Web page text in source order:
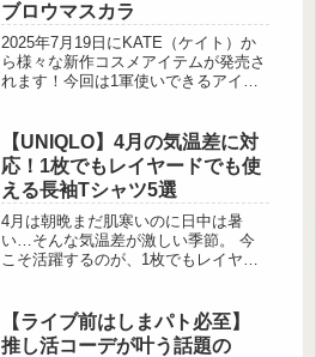
ブロウマスカラ
2025年7月19日にKATE（ケイト）か
ら様々な新作コスメアイテムが発売さ
れます！今回は1軍使いできるアイシ
けアイに「ケイト メロウブラウンア
イズ」 出典:beautyまとめ 「ケイト
メロウブラウンアイズ」は、4色入り
のアイシャドウパレットです。透けブ
ラウン＆繊細パールが、目元を自然に
強調します。厚塗り感が出ないのに、
しっかり印象的な目元に仕上げる...
【UNIQLO】4月の気温差に対
応！1枚でもレイヤードでも使
える長袖Tシャツ5選
4月は朝晩まだ肌寒いのに日中は暑
い…そんな気温差が激しい季節。 今
こそ活躍するのが、1枚でもレイヤー
きる優秀アイテムが揃っているので、
春の着回しアイ […]
【ライブ前はしまパト必至】
推し活コーデが叶う話題の